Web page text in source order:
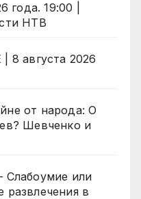
года. 19:00 |
НТВ
8 августа 2026
от народа: О
Шевченко и
Слабоумие или
в